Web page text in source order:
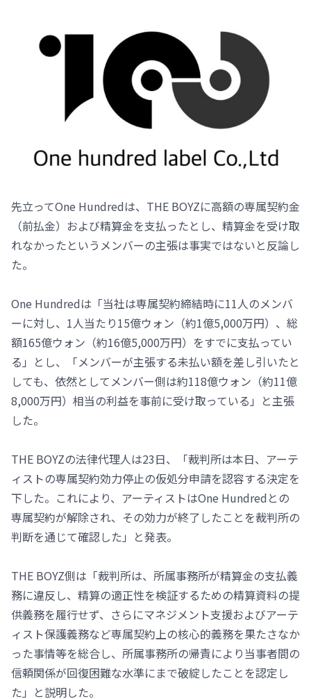
先立ってOne Hundredは、THE BOYZに高額の専属契約金
（前払金）および精算金を支払ったとし、精算金を受け取
れなかったというメンバーの主張は事実ではないと反論し
た。
One Hundredは「当社は専属契約締結時に11人のメンバ
ーに対し、1人当たり15億ウォン（約1億5,000万円）、総
額165億ウォン（約16億5,000万円）をすでに支払ってい
る」とし、「メンバーが主張する未払い額を差し引いたと
しても、依然としてメンバー側は約118億ウォン（約11億
8,000万円）相当の利益を事前に受け取っている」と主張
した。
THE BOYZの法律代理人は23日、「裁判所は本日、アーテ
ィストの専属契約効力停止の仮処分申請を認容する決定を
下した。これにより、アーティストはOne Hundredとの
専属契約が解除され、その効力が終了したことを裁判所の
判断を通じて確認した」と発表。
THE BOYZ側は「裁判所は、所属事務所が精算金の支払義
務に違反し、精算の適正性を検証するための精算資料の提
供義務を履行せず、さらにマネジメント支援およびアーテ
ィスト保護義務など専属契約上の核心的義務を果たさなか
った事情等を総合し、所属事務所の帰責により当事者間の
信頼関係が回復困難な水準にまで破綻したことを認定し
た」と説明した。